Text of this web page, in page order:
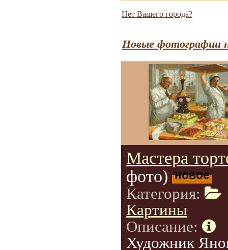
Нет Вашего города?
Новые фотографии
Мастера
фото) новое
Категория:
Картины
Описание:
Художник